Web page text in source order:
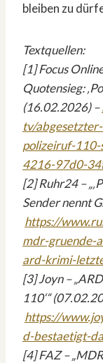
bleiben zu
Textquellen:
[1] Focus
Quotensieg:
(16.02.2026) –
tv/
polizeiruf-
4216-97d0-
[2] Ruhr24 –
Sender nennt
https://
mdr-gruende-
ard-krimi-
[3] Joyn –
110‘“
https://
d-bestaetigt-
[4] FAZ –